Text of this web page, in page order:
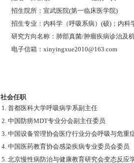
招生院所：宣武医院(第一临床医学院)
招生专业：内科学（呼吸系病）(硕)；内科
研究方向名称：肺部真菌/肿瘤疾病诊治及
电子信箱：xinyingxue2010@163.com
社会任职
1. 首都医科大学呼吸病学系副主任
2. 中国防痨MDT专业分会副主任委员
3. 中国设备管理协会医疗行业分会呼吸与危重
4. 中国医药教育协会感染疾病专业委员会委员
5. 北京慢性病防治与健康教育研究会变态反应